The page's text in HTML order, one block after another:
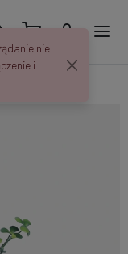
z różą S928
nie
i